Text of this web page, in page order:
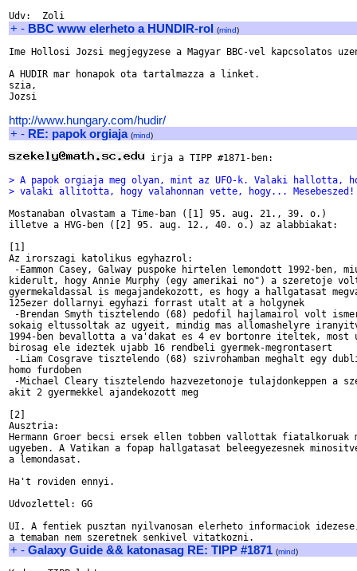
+ - BBC www elerheto a HUNDIR-rol (mind)
Ime Hollosi Jozsi megjegyzese a Magyar BBC-vel kapcsolatos
A HUDIR mar honapok ota tartalmazza a linket.
szia,
Jozsi
http://www.hungary.com/hudir/
+ - RE: papok orgiaja (mind)
irja a TIPP #1871-ben:
> A papok orgiaja meg olyan, mint az UFO-k. Valaki hallotta,
> valaki allitotta, hogy valahonnan vette, hogy... Mesebeszed!
Mostanaban olvastam a Time-ban ([1] 95. aug. 21., 39. o.)
illetve a HVG-ben ([2] 95. aug. 12., 40. o.) az alabbiakat:
[1]
Az irorszagi katolikus egyhazrol:
-Eammon Casey, Galway puspoke hirtelen lemondott 1992-ben,
kiderult, hogy Annie Murphy (egy amerikai no") a szeretoje
gyermekaldassal is megajandekozott, es hogy a hallgatasat
125ezer dollarnyi egyhazi forrast utalt at a holgynek
-Brendan Smyth tisztelendo (68) pedofil hajlamairol volt
sokaig eltussoltak az ugyeit, mindig mas allomashelyre
1994-ben bevallotta a va'dakat es 4 ev bortonre iteltek, most
birosag ele ideztek ujabb 16 rendbeli gyermek-megrontasert
-Liam Cosgrave tisztelendo (68) szivrohamban meghalt egy
homo furdoben
-Michael Cleary tisztelendo hazvezetonoje tulajdonkeppen a
akit 2 gyermekkel ajandekozott meg
[2]
Ausztria:
Hermann Groer becsi ersek ellen tobben vallottak fiatalkoruak
ugyeben. A Vatikan a fopap hallgatasat beleegyezesnek
a lemondasat.
Ha't roviden ennyi.
Udvozlettel: GG
UI. A fentiek pusztan nyilvanosan elerheto informaciok
+ - Galaxy Guide && katonasag RE: TIPP #1871 (mind)